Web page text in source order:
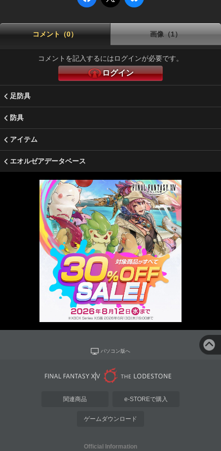
コメント（0） 画像（1）
コメントを記入するにはログインが必要です。
ログイン
足防具
防具
アイテム
エオルゼアデータベース
パソコン版へ
関連商品 e-STOREで購入
ゲームダウンロード
Official Information